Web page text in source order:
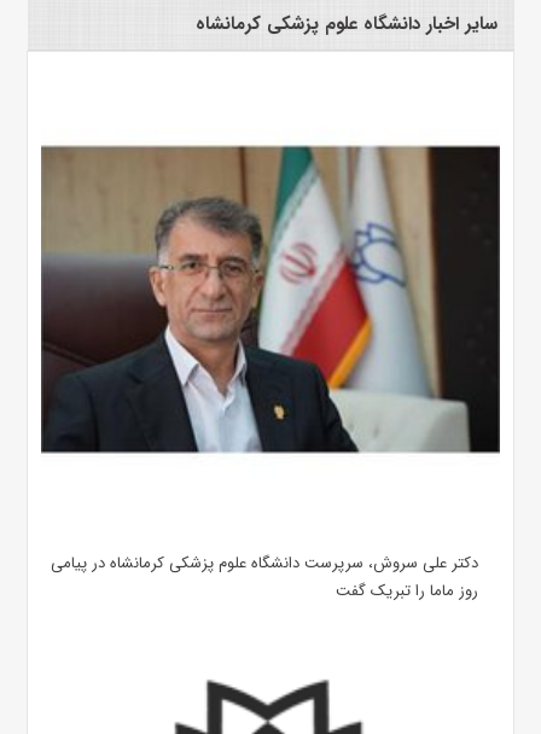
سایر اخبار دانشگاه علوم پزشکی کرمانشاه
دکتر علی سروش، سرپرست دانشگاه علوم پزشکی کرمانشاه در پیامی
روز ماما را تبریک گفت